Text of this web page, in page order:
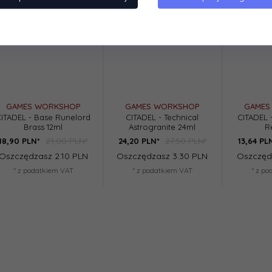
GAMES WORKSHOP
- Base Runelord
Brass 12ml
90 PLN*
21,00 PLN*
Oszczędzasz 2.10 PLN
* z podatkiem VAT
GAMES WORKSHOP
CITADEL - Technical
Astrogranite 24ml
24,20 PLN*
27,50 PLN*
Oszczędzasz 3.30 PLN
* z podatkiem VAT
13,64
* z